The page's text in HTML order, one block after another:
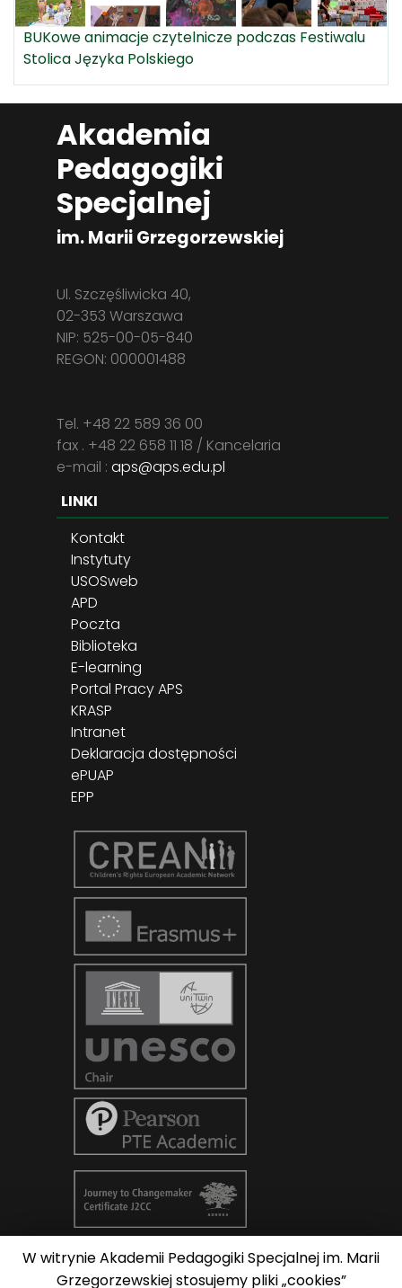
BUKowe animacje czytelnicze podczas Festiwalu
Stolica Języka Polskiego
Akademia
Pedagogiki
Specjalnej
im. Marii Grzegorzewskiej
Ul. Szczęśliwicka 40,
02-353 Warszawa
NIP: 525-00-05-840
REGON: 000001488
Tel. +48 22 589 36 00
fax . +48 22 658 11 18 / Kancelaria
e-mail : aps@aps.edu.pl
LINKI
Kontakt
Instytuty
USOSweb
APD
Poczta
Biblioteka
E-learning
Portal Pracy APS
KRASP
Intranet
Deklaracja dostępności
ePUAP
EPP
© Copyright 2026AKADEMIA
W witrynie Akademii Pedagogiki Specjalnej im. Marii
Grzegorzewskiej stosujemy pliki „cookies”